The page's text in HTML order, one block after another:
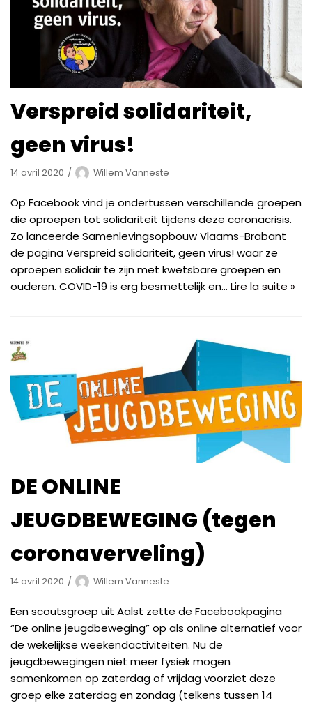
Verspreid solidariteit,
geen virus!
14 avril 2020 Willem Vanneste
Op Facebook vind je ondertussen verschillende groepen
die oproepen tot solidariteit tijdens deze coronacrisis.
Zo lanceerde Samenlevingsopbouw Vlaams-Brabant
de pagina Verspreid solidariteit, geen virus! waar ze
oproepen solidair te zijn met kwetsbare groepen en
ouderen. COVID-19 is erg besmettelijk en… Lire la suite »
DE ONLINE
JEUGDBEWEGING (tegen
coronaverveling)
14 avril 2020 Willem Vanneste
Een scoutsgroep uit Aalst zette de Facebookpagina
“De online jeugdbeweging” op als online alternatief voor
de wekelijkse weekendactiviteiten. Nu de
jeugdbewegingen niet meer fysiek mogen
samenkomen op zaterdag of vrijdag voorziet deze
groep elke zaterdag en zondag (telkens tussen 14